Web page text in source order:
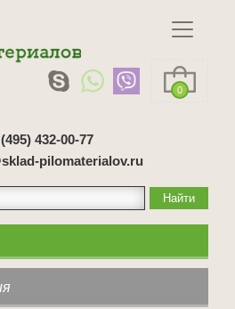
0
432-00-77
pilomaterialov.ru